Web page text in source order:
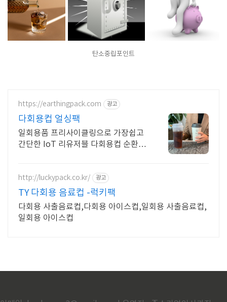
탄소중립포인트
https://earthingpack.com 광고
다회용컵 얼싱팩
일회용품 프리사이클링으로 가장쉽고
간단한 IoT 리유저블 다회용컵 순환
http://luckypack.co.kr/ 광고
TY 다회용 음료컵 -럭키팩
다회용 사출음료컵,다회용 아이스컵,일회용 사출음료컵,
일회용 아이스컵